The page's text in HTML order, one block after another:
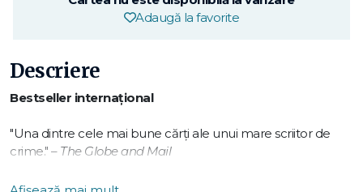
Adaugă la favorite
Descriere
Bestseller internațional
"Una dintre cele mai bune cărți ale unui mare scriitor de
crime." – The Globe and Mail
Când s-a mutat în Hong Kong, Harry Hole a crezut că